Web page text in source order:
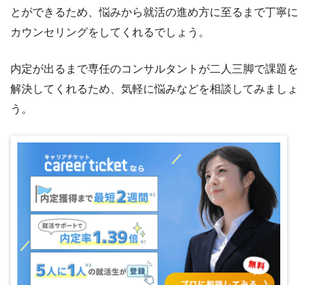
とができるため、悩みから就活の進め方に至るまで丁寧に
カウンセリングをしてくれるでしょう。
内定が出るまで専任のコンサルタントが二人三脚で課題を
解決してくれるため、気軽に悩みなどを相談してみましょ
う。